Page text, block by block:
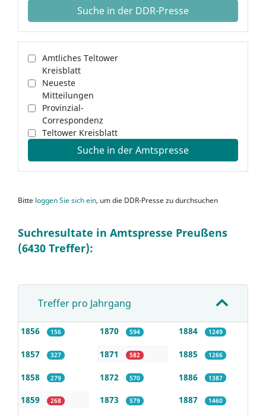
Suche in der DDR-Presse
Amtliches Teltower
Kreisblatt
Neueste
Mitteilungen
Provinzial-
Correspondenz
Teltower Kreisblatt
Suche in der Amtspresse
Bitte loggen Sie sich ein, um die DDR-Presse zu durchsuchen
Suchresultate in Amtspresse Preußens
(6430 Treffer):
Treffer pro Jahrgang
1856 156
1857 327
1858 279
1859 268
1870 594
1871 582
1872 570
1873 579
1884 1249
1885 1266
1886 1387
1887 1460